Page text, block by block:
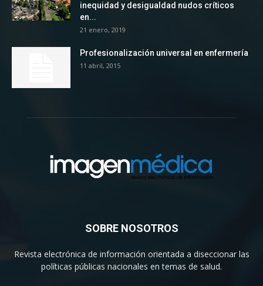
inequidad y desigualdad nudos críticos
en...
21 enero, 2019
Profesionalización universal en enfermería
11 abril, 2015
SOBRE NOSOTROS
Revista electrónica de información orientada a diseccionar las
políticas públicas nacionales en temas de salud.